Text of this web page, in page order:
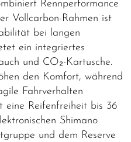
Rennperformance
Vollcarbon-Rahmen ist
bei langen
ein integriertes
und CO₂-Kartusche.
den Komfort, während
Fahrverhalten
eine Reifenfreiheit bis 36
Shimano
und dem Reserve